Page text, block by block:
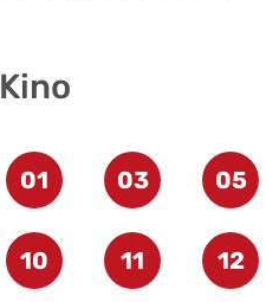
Kino
01 03 05
10 11 12